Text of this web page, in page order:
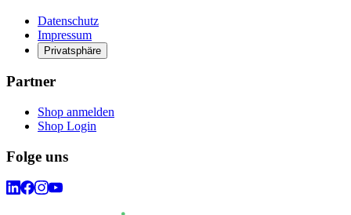
Datenschutz
Impressum
Privatsphäre
Partner
Shop anmelden
Shop Login
Folge uns